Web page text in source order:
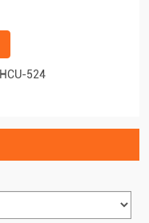
HCU-524